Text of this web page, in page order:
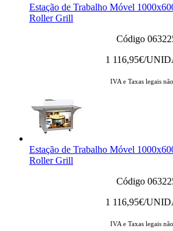
Estação de Trabalho Móvel
Roller Grill
Código
1 116,95€/
IVA e Taxas legais
Estação de Trabalho Móvel
Roller Grill
Código
1 116,95€/
IVA e Taxas legais